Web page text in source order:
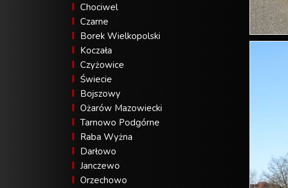
Chociwel
Czarne
Borek Wielkopolski
Koczała
Czyżowice
Świecie
Bojszowy
Ożarów Mazowiecki
Tarnowo Podgórne
Raba Wyżna
Darłowo
Janczewo
Orzechowo